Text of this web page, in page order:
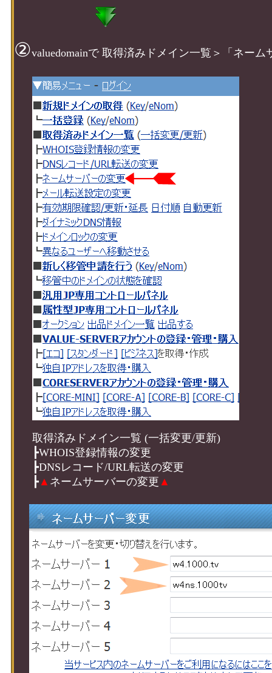
②valuedomainで 取得済みドメイン一覧＞「ネー
取得済みドメイン一覧 (一括変更/更新)
┣WHOIS登録情報の変更
┣DNSレコード/URL転送の変更
┣▲ ネームサーバーの変更 ▲